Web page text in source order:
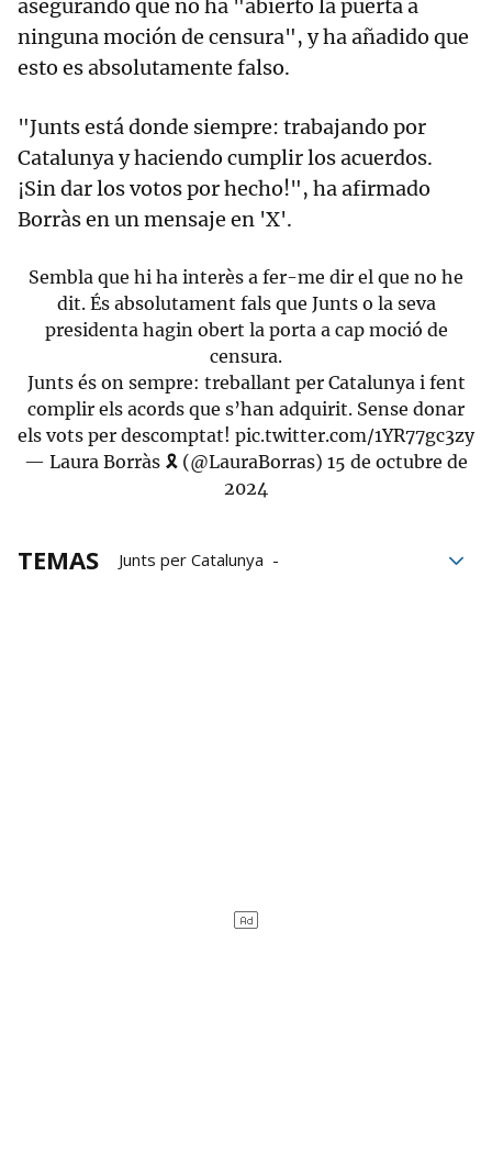
asegurando que no ha "abierto la puerta a
ninguna moción de censura", y ha añadido que
esto es absolutamente falso.
"Junts está donde siempre: trabajando por
Catalunya y haciendo cumplir los acuerdos.
¡Sin dar los votos por hecho!", ha afirmado
Borràs en un mensaje en 'X'.
Sembla que hi ha interès a fer-me dir el que no he
dit. És absolutament fals que Junts o la seva
presidenta hagin obert la porta a cap moció de
censura.
Junts és on sempre: treballant per Catalunya i fent
complir els acords que s’han adquirit. Sense donar
els vots per descomptat! pic.twitter.com/1YR77gc3zy
— Laura Borràs 🎗 (@LauraBorras) 15 de octubre de
2024
TEMAS
Junts per Catalunya